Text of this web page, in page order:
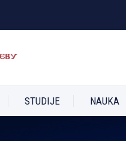
STUDIJE NAUKA